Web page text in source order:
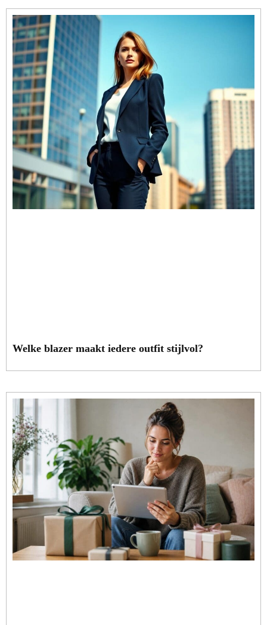
Welke blazer maakt iedere outfit stijlvol?